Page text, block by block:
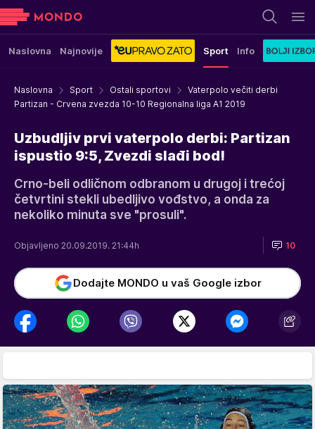
Naslovna Najnovije Sport Info
Naslovna Sport Ostali sportovi
Vaterpolo večiti derbi
Partizan - Crvena zvezda 10-10 Regionalna liga A1 2019
Uzbudljiv prvi vaterpolo derbi: Partizan
ispustio 9:5, Zvezdi slađi bod!
Crno-beli odličnom odbranom u drugoj i trećoj
četvrtini stekli ubedljivo vođstvo, a onda za
nekoliko minuta sve "prosuli".
Objavljeno 20.09.2019. 21:44h 10
Dodajte MONDO u vaš Google izbor